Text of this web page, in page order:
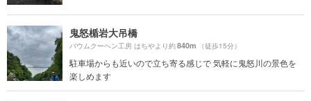
鬼怒楯岩大吊橋
バウムクーヘン工房 はちやより約840m （徒歩15分）
駐車場からも近いので立ち寄る感じで 気軽に鬼怒川の景色を
楽しめます